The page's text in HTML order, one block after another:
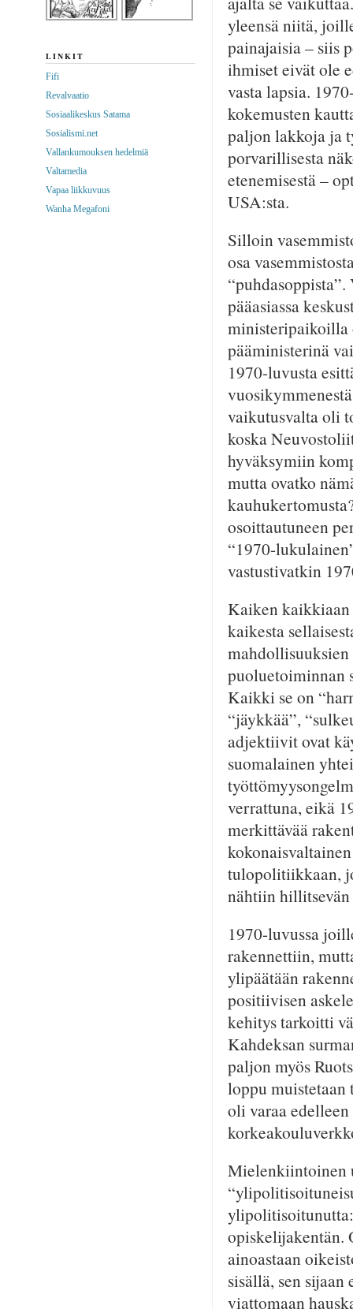
yleensä niitä,
painajaisia – siis
ihmiset eivät ole
vasta lapsia.
kokemusten
paljon lakkoja ja
porvarillisesta
etenemisestä –
USA:sta.
Silloin
osa
pääasiassa
ministeripaikoilla
pääministerinä
1970-luvusta
vaikutusvalta oli
koska
hyväksymiin
mutta ovatko
osoittautuneen
“1970-
vastustivatkin
Kaiken kaikkiaan
kaikesta
puoluetoiminnan
Kaikki se on
“jäykkää”,
adjektiivit ovat
suomalainen
verrattuna, eikä
merkittävää
tulopolitiikkaan,
nähtiin
1970-luvussa
rakennettiin,
ylipäätään
positiivisen
kehitys tarkoitti
Kahdeksan
paljon myös
loppu
oli varaa
Mielenkiintoinen
opiskelijakentän.
ainoastaan
sisällä, sen
viattomaan
LINKIT
Fifi
Revalvaatio
Sosiaalikeskus Satama
Sosialismi.net
Vallankumouksen hedelmiä
Valtamedia
Vapaa liikkuvuus
Wanha Megafoni